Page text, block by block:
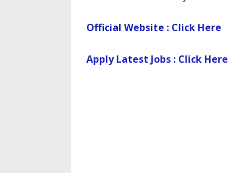
Official Website : Click Here
Apply Latest Jobs : Click Here